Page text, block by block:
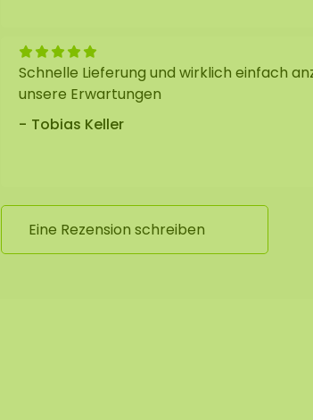
Schnelle Lieferung und wirklich einfach
unsere Erwartungen
Tobias Keller
Eine Rezension schreiben